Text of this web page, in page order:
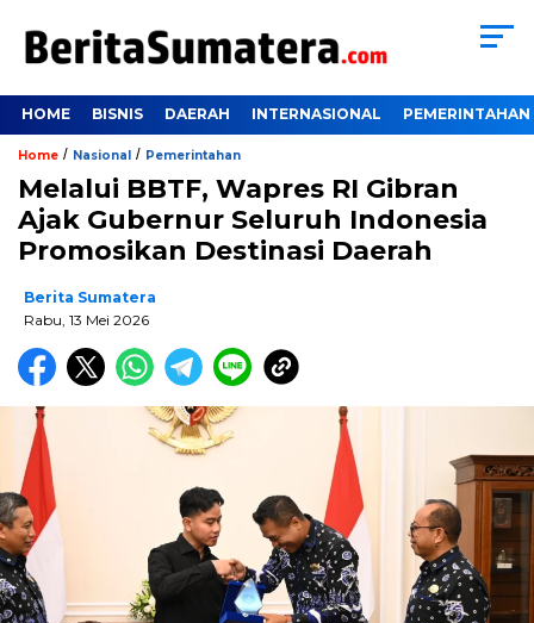
HOME BISNIS DAERAH INTERNASIONAL PEMERINTAHAN
Home / Nasional / Pemerintahan
Melalui BBTF, Wapres RI Gibran
Ajak Gubernur Seluruh Indonesia
Promosikan Destinasi Daerah
Berita Sumatera
Rabu, 13 Mei 2026